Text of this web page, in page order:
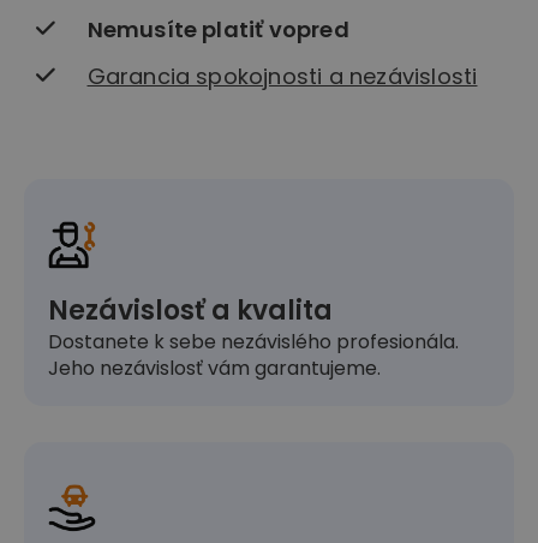
Nemusíte platiť vopred
Garancia spokojnosti a nezávislosti
Nezávislosť a kvalita
Dostanete k sebe nezávislého profesionála.
Jeho nezávislosť vám garantujeme.